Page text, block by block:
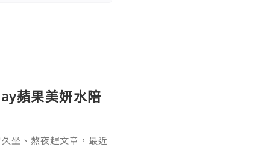
蘋果美妍水陪
坐、熬夜趕文章，最近